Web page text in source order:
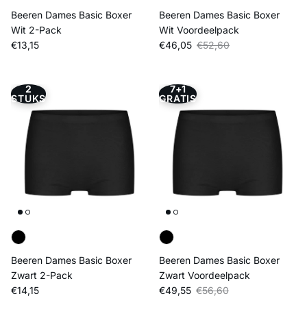
Beeren Dames Basic Boxer
Wit 2-Pack
Reguliere prijs
€13,15
Beeren Dames Basic Boxer
Wit Voordeelpack
Verkoopprijs
€46,05 Reguliere prijs
€52,60
2
STUKS
Beeren Dames Basic Boxer
Zwart 2-Pack
Reguliere prijs
€14,15
7+1
GRATIS
Beeren Dames Basic Boxer
Zwart Voordeelpack
Verkoopprijs
€49,55 Reguliere prijs
€56,60